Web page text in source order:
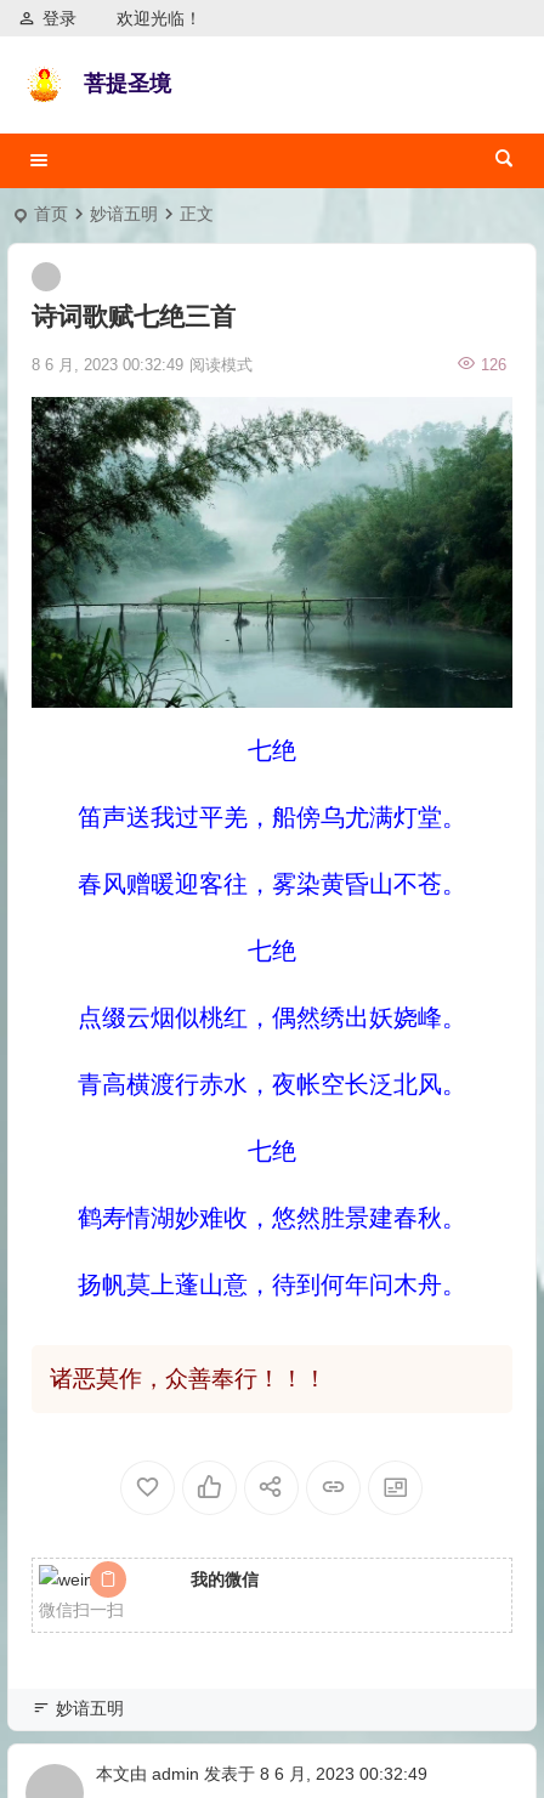
欢迎光临！
登录
菩提圣境
首页 妙谙五明 正文
诗词歌赋七绝三首
8 6 月, 2023 00:32:49 126
阅读模式
七绝
笛声送我过平羌，船傍乌尤满灯堂。
春风赠暖迎客往，雾染黄昏山不苍。
七绝
点缀云烟似桃红，偶然绣出妖娆峰。
青高横渡行赤水，夜帐空长泛北风。
七绝
鹤寿情湖妙难收，悠然胜景建春秋。
扬帆莫上蓬山意，待到何年问木舟。
诸恶莫作，众善奉行！！！
我的微信
微信扫一扫
妙谙五明
本文由 admin 发表于 8 6 月, 2023 00:32:49